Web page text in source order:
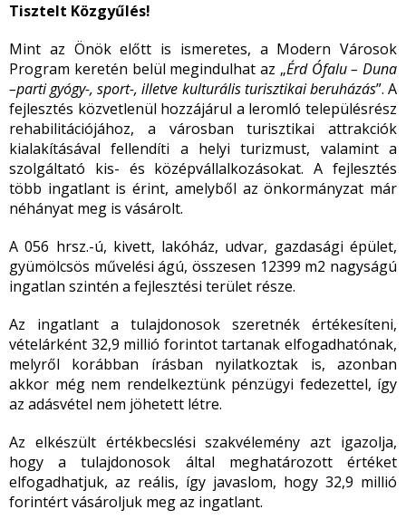
Tisztelt Közgyűlés!
Mint az Önök előtt is ismeretes, a Modern Városok
Program keretén belül megindulhat az „Érd Ófalu – Duna
–parti gyógy-, sport-, illetve kulturális turisztikai beruházás”. A
fejlesztés közvetlenül hozzájárul a leromló településrész
rehabilitációjához, a városban turisztikai attrakciók
kialakításával fellendíti a helyi turizmust, valamint a
szolgáltató kis- és középvállalkozásokat. A fejlesztés
több ingatlant is érint, amelyből az önkormányzat már
néhányat meg is vásárolt.
A 056 hrsz.-ú, kivett, lakóház, udvar, gazdasági épület,
gyümölcsös művelési ágú, összesen 12399 m2 nagyságú
ingatlan szintén a fejlesztési terület része.
Az ingatlant a tulajdonosok szeretnék értékesíteni,
vételárként 32,9 millió forintot tartanak elfogadhatónak,
melyről korábban írásban nyilatkoztak is, azonban
akkor még nem rendelkeztünk pénzügyi fedezettel, így
az adásvétel nem jöhetett létre.
Az elkészült értékbecslési szakvélemény azt igazolja,
hogy a tulajdonosok által meghatározott értéket
elfogadhatjuk, az reális, így javaslom, hogy 32,9 millió
forintért vásároljuk meg az ingatlant.